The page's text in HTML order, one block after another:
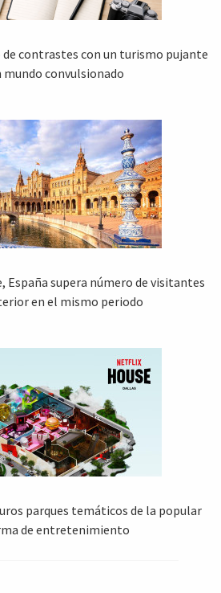
de contrastes con un turismo pujante
mundo convulsionado
España supera número de visitantes
en el mismo periodo
parques temáticos de la popular
de entretenimiento